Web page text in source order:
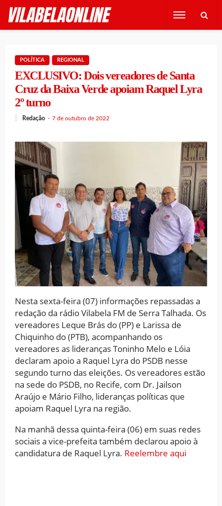
POLÍTICA REGIONAL
EXCLUSIVO: Dois vereadores de Santa
Cruz da Baixa Verde apoiam Raquel Lyra
2º turno
Redação 7 de outubro de 2022
Nesta sexta-feira (07) informações repassadas a
redação da rádio Vilabela FM de Serra Talhada. Os
vereadores Leque Brás do (PP) e Larissa de
Chiquinho do (PTB), acompanhando os
vereadores as lideranças Toninho Melo e Lóia
declaram apoio a Raquel Lyra do PSDB nesse
segundo turno das eleições. Os vereadores estão
na sede do PSDB, no Recife, com Dr. Jailson
Araújo e Mário Filho, lideranças políticas que
apoiam Raquel Lyra na região.
Na manhã dessa quinta-feira (06) em suas redes
sociais a vice-prefeita também declarou apoio à
candidatura de Raquel Lyra. Reelembre aqui